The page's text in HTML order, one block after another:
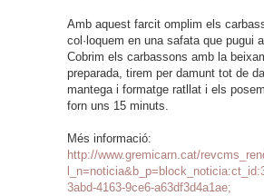
Amb aquest farcit omplim els
col·loquem en una safata que pugui
Cobrim els carbassons amb la
preparada, tirem per damunt tot de
mantega i formatge ratllat i els
forn uns 15 minuts.
Més informació:
http://www.gremicarn.cat/
3abd-4163-9ce6-a63df3d4a1ae;